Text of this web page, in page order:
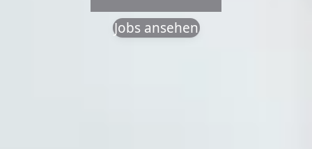
Jobs ansehen